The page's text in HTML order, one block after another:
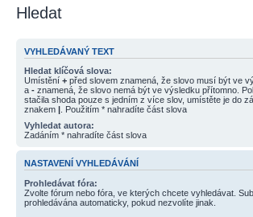
Hledat
VYHLEDÁVANÝ TEXT
Hledat klíčová slova:
Umístění + před slovem znamená, že slovo musí být ve
a - znamená, že slovo nemá být ve výsledku přítomno.
stačila shoda pouze s jedním z více slov, umístěte je do
znakem | . Použitím * nahradíte část slova
Vyhledat autora:
Zadáním * nahradíte část slova
NASTAVENÍ VYHLEDÁVÁNÍ
Prohledávat fóra:
Zvolte fórum nebo fóra, ve kterých chcete vyhledávat.
prohledávána automaticky, pokud nezvolíte jinak.